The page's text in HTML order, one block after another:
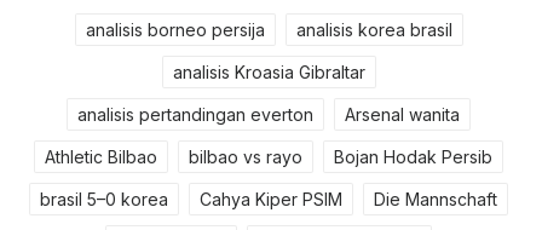
analisis borneo persija analisis korea brasil
analisis Kroasia Gibraltar
analisis pertandingan everton Arsenal wanita
Athletic Bilbao bilbao vs rayo Bojan Hodak Persib
brasil 5–0 korea Cahya Kiper PSIM Die Mannschaft